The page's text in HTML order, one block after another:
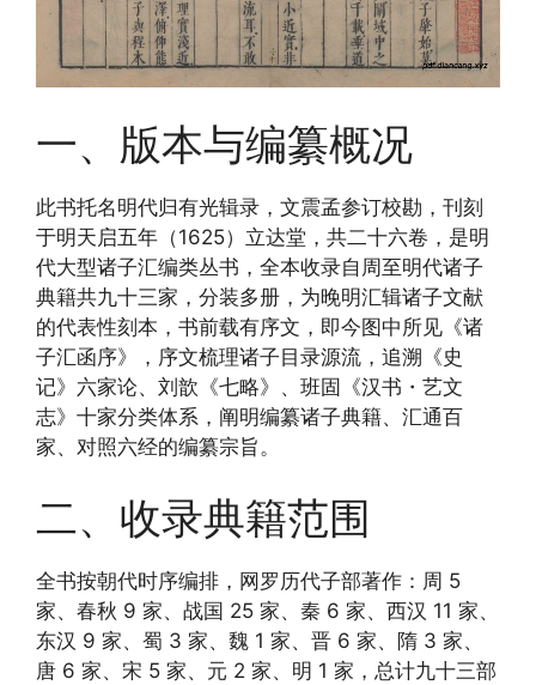
一、版本与编纂概况
此书托名明代归有光辑录，文震孟参订校勘，刊刻
于明天启五年（1625）立达堂，共二十六卷，是明
代大型诸子汇编类丛书，全本收录自周至明代诸子
典籍共九十三家，分装多册，为晚明汇辑诸子文献
的代表性刻本，书前载有序文，即今图中所见《诸
子汇函序》，序文梳理诸子目录源流，追溯《史
记》六家论、刘歆《七略》、班固《汉书・艺文
志》十家分类体系，阐明编纂诸子典籍、汇通百
家、对照六经的编纂宗旨。
二、收录典籍范围
全书按朝代时序编排，网罗历代子部著作：周 5
家、春秋 9 家、战国 25 家、秦 6 家、西汉 11 家、
东汉 9 家、蜀 3 家、魏 1 家、晋 6 家、隋 3 家、
唐 6 家、宋 5 家、元 2 家、明 1 家，总计九十三部